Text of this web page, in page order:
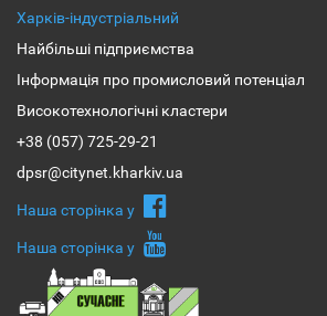
Харків-індустріальний
Найбільші підприємства
Інформація про промисловий потенціал
Високотехнологічні кластери
+38 (057) 725-29-21
dpsr@citynet.kharkiv.ua
Наша сторiнка у
Наша сторiнка у